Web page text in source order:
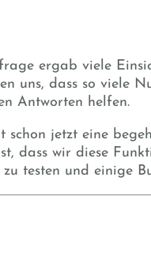
ergab viele
uns, dass so viele
Antworten helfen.
schon jetzt eine
dass wir diese
testen und einige